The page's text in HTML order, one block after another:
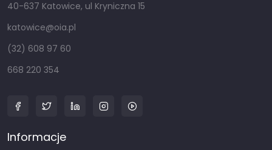
40-637 Katowice, ul Kryniczna 15
katowice@oia.pl
(32) 608 97 60
668 220 354
Informacje